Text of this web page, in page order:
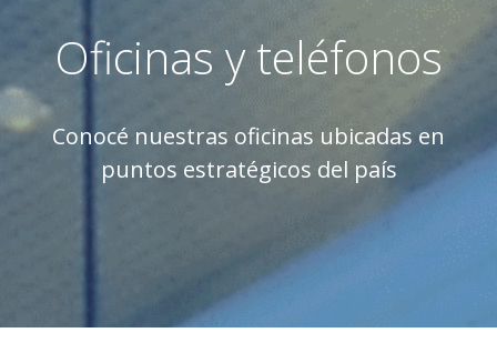
Oficinas y teléfonos
Conocé nuestras oficinas ubicadas en
puntos estratégicos del país